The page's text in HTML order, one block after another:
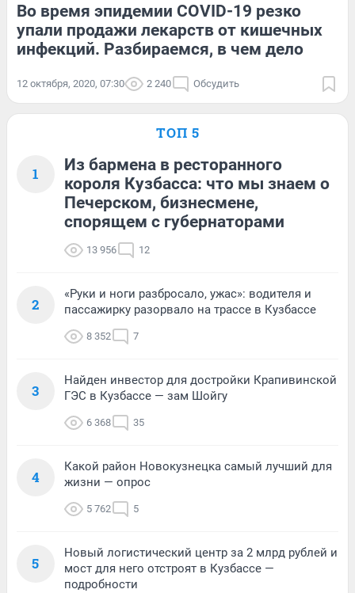
Во время эпидемии COVID-19 резко
упали продажи лекарств от кишечных
инфекций. Разбираемся, в чем дело
12 октября, 2020, 07:30 2 240 Обсудить
ТОП 5
1
Из бармена в ресторанного
короля Кузбасса: что мы знаем о
Печерском, бизнесмене,
спорящем с губернаторами
13 956 12
2
«Руки и ноги разбросало, ужас»: водителя и
пассажирку разорвало на трассе в Кузбассе
8 352 7
3
Найден инвестор для достройки Крапивинской
ГЭС в Кузбассе — зам Шойгу
6 368 35
4
Какой район Новокузнецка самый лучший для
жизни — опрос
5 762 5
5
Новый логистический центр за 2 млрд рублей и
мост для него отстроят в Кузбассе —
подробности